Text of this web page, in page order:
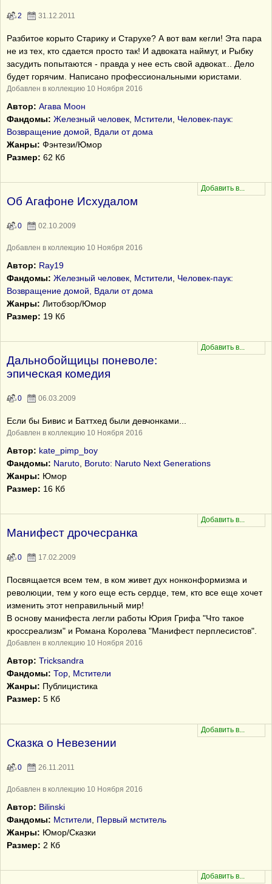
2 31.12.2011
Разбитое корыто Старику и Старухе? А вот вам кегли! Эта пара
не из тех, кто сдается просто так! И адвоката наймут, и Рыбку
засудить попытаются - правда у нее есть свой адвокат... Дело
будет горячим. Написано профессиональными юристами.
Добавлен в коллекцию 10 Ноября 2016
Автор: Агава Моон
Фандомы: Железный человек Мстители
Человек-паук:
Возвращение домой, Вдали от дома
Жанры: Фэнтези/Юмор
Размер: 62 Кб
Об Агафоне Исхудалом
0 02.10.2009
Добавлен в коллекцию 10 Ноября 2016
Автор: Ray19
Фандомы: Железный человек Мстители
Человек-паук:
Возвращение домой, Вдали от дома
Жанры: Литобзор/Юмор
Размер: 19 Кб
Дальнобойщицы поневоле:
эпическая комедия
0 06.03.2009
Если бы Бивис и Баттхед были девчонками...
Добавлен в коллекцию 10 Ноября 2016
Автор: kate_pimp_boy
Фандомы: Naruto Boruto: Naruto Next Generations
Жанры: Юмор
Размер: 16 Кб
Манифест дрочесранка
0 17.02.2009
Посвящается всем тем, в ком живет дух нонконформизма и
революции, тем у кого еще есть сердце, тем, кто все еще хочет
изменить этот неправильный мир!
В основу манифеста легли работы Юрия Грифа "Что такое
кроссреализм" и Романа Королева "Манифест перплесистов".
Добавлен в коллекцию 10 Ноября 2016
Автор: Tricksandra
Фандомы: Тор Мстители
Жанры: Публицистика
Размер: 5 Кб
Сказка о Невезении
0 26.11.2011
Добавлен в коллекцию 10 Ноября 2016
Автор: Bilinski
Фандомы: Мстители
Первый мститель
Жанры: Юмор/Сказки
Размер: 2 Кб